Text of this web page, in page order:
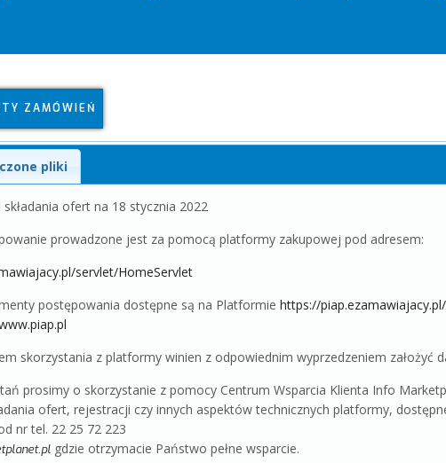
ZAMÓWIEŃ
pliki
ofert na 18 stycznia 2022
prowadzone jest za pomocą platformy zakupowej pod adresem:
servlet/HomeServlet
postępowania dostępne są na Platformie https://
skorzystania z platformy winien z odpowiednim wyprzedzeniem założyć
prosimy o skorzystanie z pomocy Centrum Wsparcia Klienta Info
ofert, rejestracji czy innych aspektów technicznych platformy,
nr tel. 22 25 72 223
gdzie otrzymacie Państwo pełne wsparcie.